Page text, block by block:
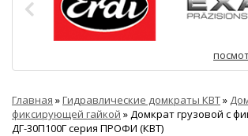
Главная »Гидравлические домкраты КВТ»
фиксирующей гайкой » Домкрат грузовой с
ДГ-30П100Г серия ПРОФИ (КВТ)